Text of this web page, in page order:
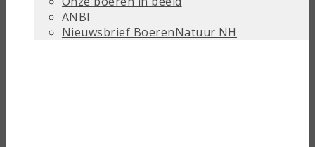
ANBI
Nieuwsbrief BoerenNatuur NH